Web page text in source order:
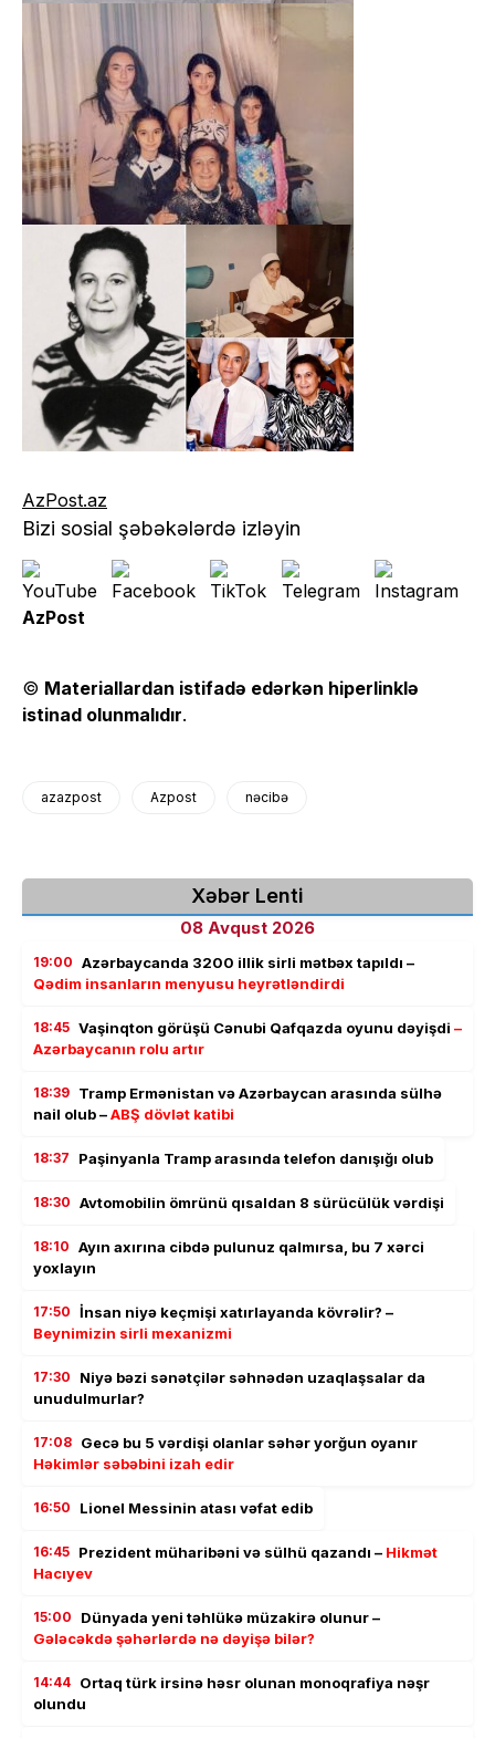
AzPost.az
Bizi sosial şəbəkələrdə izləyin
AzPost
© Materiallardan istifadə edərkən hiperlinklə
istinad olunmalıdır.
azazpost Azpost nəcibə
Xəbər Lenti
08 Avqust 2026
19:00 Azərbaycanda 3200 illik sirli mətbəx tapıldı –
Qədim insanların menyusu heyrətləndirdi
18:45 Vaşinqton görüşü Cənubi Qafqazda oyunu dəyişdi –
Azərbaycanın rolu artır
18:39 Tramp Ermənistan və Azərbaycan arasında sülhə
nail olub –ABŞ dövlət katibi
18:37 Paşinyanla Tramp arasında telefon danışığı olub
18:30 Avtomobilin ömrünü qısaldan 8 sürücülük vərdişi
18:10 Ayın axırına cibdə pulunuz qalmırsa, bu 7 xərci
yoxlayın
17:50 İnsan niyə keçmişi xatırlayanda kövrəlir? –
Beynimizin sirli mexanizmi
17:30
Niyə bəzi sənətçilər səhnədən uzaqlaşsalar da
unudulmurlar?
17:08 Gecə bu 5 vərdişi olanlar səhər yorğun oyanır
Həkimlər səbəbini izah edir
16:50 Lionel Messinin atası vəfat edib
16:45 Prezident müharibəni və sülhü qazandı – Hikmət
Hacıyev
15:00
Dünyada yeni təhlükə müzakirə olunur –
Gələcəkdə şəhərlərdə nə dəyişə bilər?
14:44 Ortaq türk irsinə həsr olunan monoqrafiya nəşr
olundu